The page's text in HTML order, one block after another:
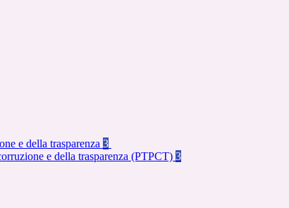
e della trasparenza 3
e della trasparenza (PTPCT) 3